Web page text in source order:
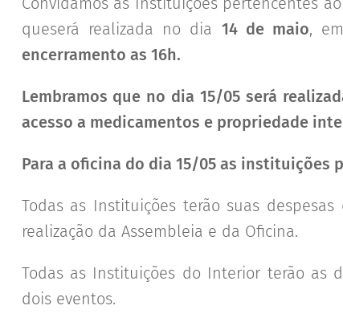
queserá realizada no dia 14 de maio,
encerramento as 16h.
Lembramos que no dia 15/05 será
acesso a medicamentos e propriedade
Para a oficina do dia 15/05 as instituições
Todas as Instituições terão suas
realização da Assembleia e da Oficina.
Todas as Instituições do Interior terão as
dois eventos.